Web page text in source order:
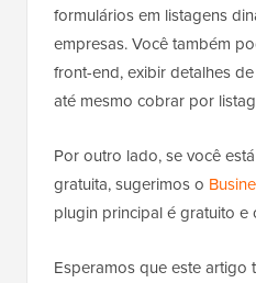
formulários em listagens
empresas. Você também
front-end, exibir detalhes
até mesmo cobrar por
Por outro lado, se você
gratuita, sugerimos o
plugin principal é gratuito e
Esperamos que este artigo